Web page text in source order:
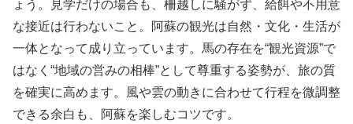
ょう。見学だけの場合も、柵越しに騒がず、給餌や不用意
な接近は行わないこと。阿蘇の観光は自然・文化・生活が
一体となって成り立っています。馬の存在を“観光資源”で
はなく“地域の営みの相棒”として尊重する姿勢が、旅の質
を確実に高めます。風や雲の動きに合わせて行程を微調整
できる余白も、阿蘇を楽しむコツです。